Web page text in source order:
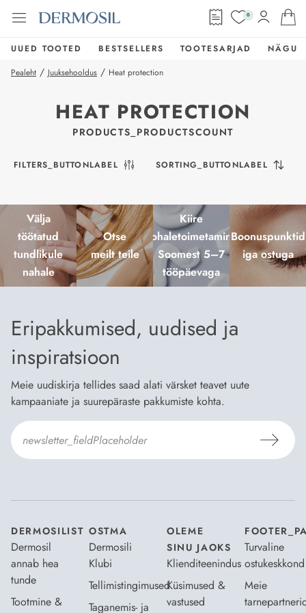
0
UUED TOOTED BESTSELLERS TOOTESARJAD
NÄGU
Pealeht / Juuksehooldus / Heat protection
HEAT PROTECTION
PRODUCTS_PRODUCTSCOUNT
FILTERS_BUTTONLABEL SORTING_BUTTONLABEL
Välja
töötatud
tundlikule
nahale
Otse
meilt teile
Kiire
kohaletoimetamine
Soomest 5–7
tööpäevaga
Boonuspunktid
iga ostuga
Eripakkumised, uudised ja
inspiratsioon
Meie uudiskirja tellides saad alati värsket teavet uute
kampaaniate ja suurepäraste pakkumiste kohta.
DERMOSILIST
Dermosil
annab hea
tunde
Tootmine &
OSTMA
Dermosili
Klubi
Tellimistingimused
Taganemis- ja
OLEME
SINU JAOKS
Klienditeenindus
Küsimused &
vastused
Turvaline
ostukeskkond
Meie